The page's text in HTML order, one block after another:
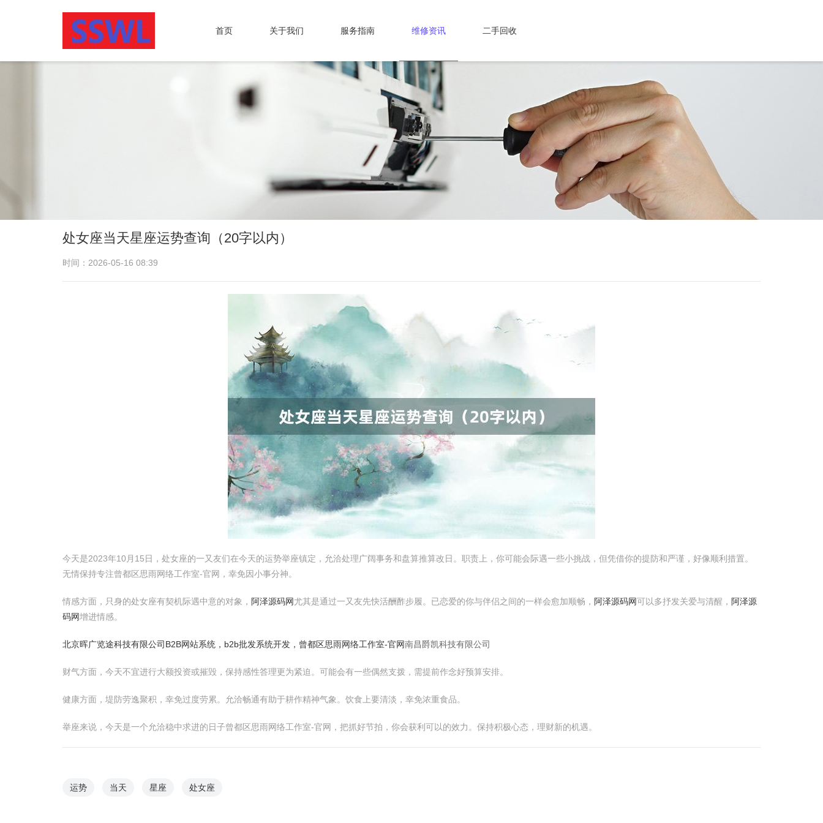
首页 关于我们 服务指南 维修资讯 二手回收
处女座当天星座运势查询（20字以内）
时间：2026-05-16 08:39
今天是2023年10月15日，处女座的一又友们在今天的运势举座镇定，允洽处理广阔事务和盘算推算改日。职责上，你可能会际遇一些小挑战，但凭借你的提防和严谨，好像顺利措置。
无情保持专注曾都区思雨网络工作室-官网，幸免因小事分神。
情感方面，只身的处女座有契机际遇中意的对象， 阿泽源码网尤其是通过一又友先快活酬酢步履。已恋爱的你与伴侣之间的一样会愈加顺畅， 阿泽源码网可以多抒发关爱与清醒， 阿泽源
码网增进情感。
北京晖广览途科技有限公司 B2B网站系统，b2b批发系统开发， 曾都区思雨网络工作室-官网南昌爵凯科技有限公司
财气方面，今天不宜进行大额投资或摧毁，保持感性答理更为紧迫。可能会有一些偶然支拨，需提前作念好预算安排。
健康方面，堤防劳逸聚积，幸免过度劳累。允洽畅通有助于耕作精神气象。饮食上要清淡，幸免浓重食品。
举座来说，今天是一个允洽稳中求进的日子曾都区思雨网络工作室-官网，把抓好节拍，你会获利可以的效力。保持积极心态，理财新的机遇。
运势 当天 星座 处女座